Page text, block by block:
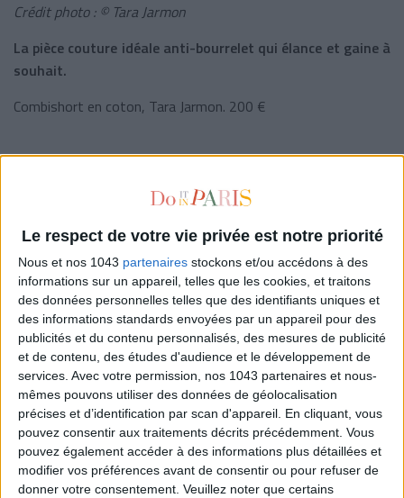
Le respect de votre vie privée est notre priorité
Nous et nos 1043 partenaires stockons et/ou accédons à des
informations sur un appareil, telles que les cookies, et traitons
des données personnelles telles que des identifiants uniques et
des informations standards envoyées par un appareil pour des
publicités et du contenu personnalisés, des mesures de publicité
et de contenu, des études d'audience et le développement de
services. Avec votre permission, nos 1043 partenaires et nous-
mêmes pouvons utiliser des données de géolocalisation
précises et d’identification par scan d'appareil. En cliquant, vous
pouvez consentir aux traitements décrits précédemment. Vous
pouvez également accéder à des informations plus détaillées et
modifier vos préférences avant de consentir ou pour refuser de
donner votre consentement. Veuillez noter que certains
Crédit photo : © Tara Jarmon
La pièce couture idéale anti-bourrelet qui élance et gaine à
souhait.
Combishort en coton, Tara Jarmon. 200 €
écrit par
LA RÉDACTION
Voir tous ses articles
OÙ LE TROUVER ?
PAUL & JOE
123 rue de la Pompe
75016 Paris
01 45 53 01 08
paulandjoe.com